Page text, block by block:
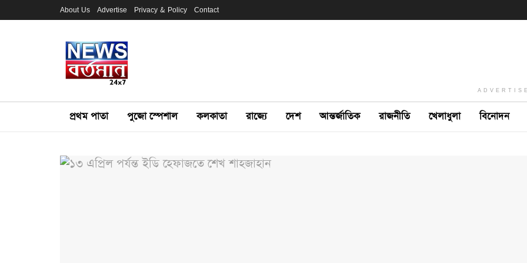
About Us Advertise Privacy & Policy Contact
প্রথম পাতা পুজো স্পেশাল কলকাতা রাজ্যে দেশ আন্তর্জাতিক রাজনীতি খেলাধুলা বিনোদন